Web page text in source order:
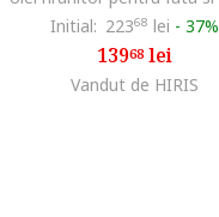
Initial: 22368 lei - 37%
13968lei
Vandut de HIRIS